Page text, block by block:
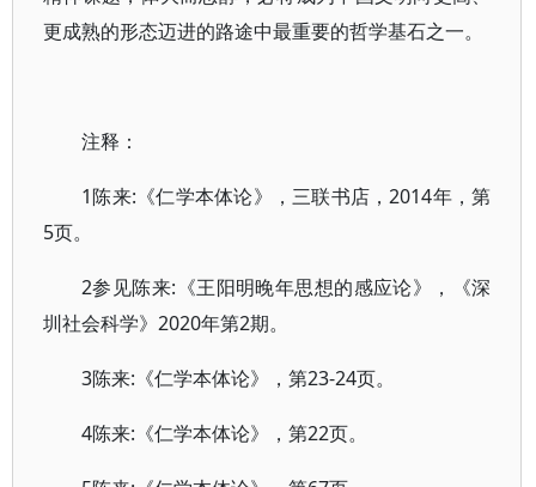
更成熟的形态迈进的路途中最重要的哲学基石之一。
注释：
1陈来:《仁学本体论》，三联书店，2014年，第
5页。
2参见陈来:《王阳明晚年思想的感应论》，《深
圳社会科学》2020年第2期。
3陈来:《仁学本体论》，第23-24页。
4陈来:《仁学本体论》，第22页。